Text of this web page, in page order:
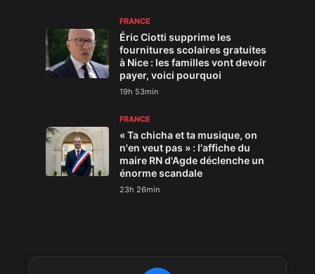
FRANCE
Éric Ciotti supprime les
fournitures scolaires gratuites
à Nice : les familles vont devoir
payer, voici pourquoi
19h 53min
FRANCE
« Ta chicha et ta musique, on
n'en veut pas » : l'affiche du
maire RN d'Agde déclenche un
énorme scandale
23h 26min